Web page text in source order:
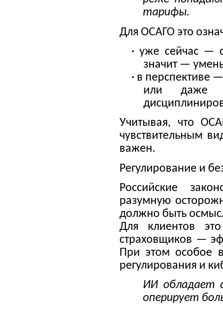
тарифы.
Для ОСАГО это
· уже сейчас —
значит —
· в перспективе
или даже
Учитывая, что
чувствительным
важен.
Регулирование и
Российские
разумную
должно быть
Для клиентов
страховщиков —
При этом особое
регулирования и
ИИ обладает
оперирует